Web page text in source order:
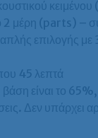
2 μέρη (parts) –
επιλογής
45 λεπτά
είναι το
Δεν υπάρχει